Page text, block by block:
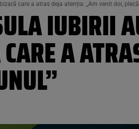
care a atras deja atenția: „Am venit doi,
IUBIRII
A